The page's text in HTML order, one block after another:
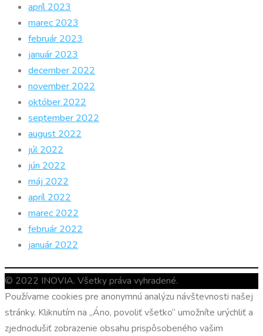
apríl 2023
marec 2023
február 2023
január 2023
december 2022
november 2022
október 2022
september 2022
august 2022
júl 2022
jún 2022
máj 2022
apríl 2022
marec 2022
február 2022
január 2022
© 2022 INOVIA. Všetky práva vyhradené.
Používame cookies pre anonymnú analýzu návštevnosti našej
stránky. Kliknutím na „Áno, povoliť všetko“ umožníte urýchliť a
zjednodušiť zobrazenie obsahu prispôsobeného vašim